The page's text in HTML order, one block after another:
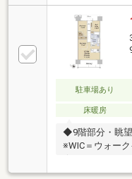
便利な暮らしを
ふれる住まい
ムなど共用施
ォークインク
えます。■TVモ
心◎■総戸数452
模マンション
したらご依頼
合わせは【03-
駐車場あり
床暖房
◆9階部分・眺
※WIC＝ウォー
☆キッチン
ード（食器